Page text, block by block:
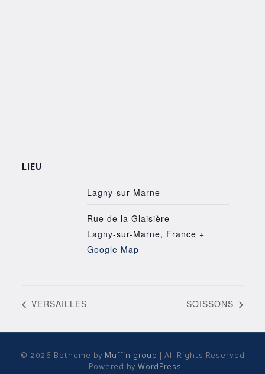
LIEU
Lagny-sur-Marne
Rue de la Glaisière
Lagny-sur-Marne, France +
Google Map
VERSAILLES SOISSONS
© 2026 Betheme by Muffin group
| All Rights Reserved
| Powered by WordPress